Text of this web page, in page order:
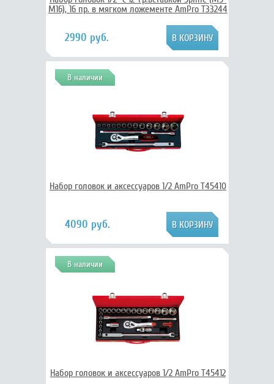
М16), 16 пр. в мягком ложементе AmPro T33244
2990 руб.
В наличии
Набор головок и аксессуаров 1/2 AmPro T45410
4090 руб.
В наличии
Набор головок и аксессуаров 1/2 AmPro T45412